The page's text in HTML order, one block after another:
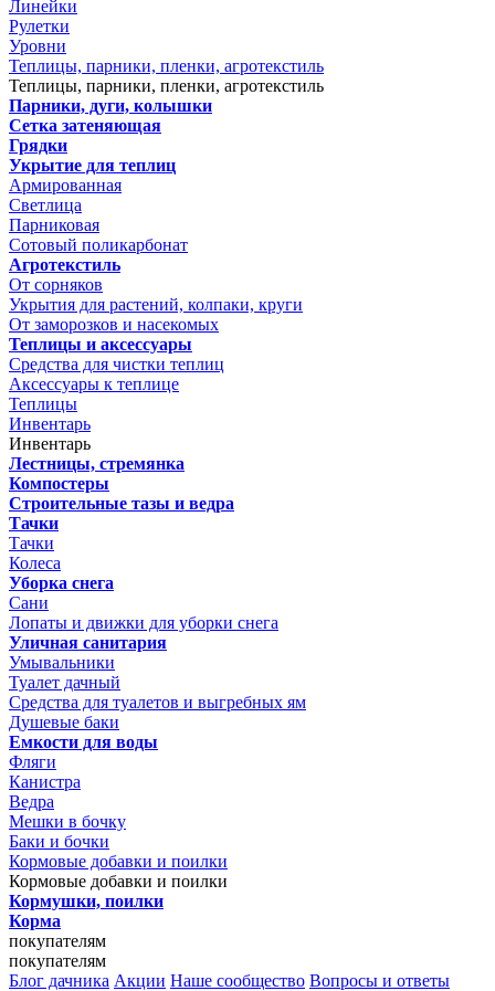
Линейки
Рулетки
Уровни
Теплицы, парники, пленки, агротекстиль
Теплицы, парники, пленки, агротекстиль
Парники, дуги, колышки
Сетка затеняющая
Грядки
Укрытие для теплиц
Армированная
Светлица
Парниковая
Сотовый поликарбонат
Агротекстиль
От сорняков
Укрытия для растений, колпаки, круги
От заморозков и насекомых
Теплицы и аксессуары
Средства для чистки теплиц
Аксессуары к теплице
Теплицы
Инвентарь
Инвентарь
Лестницы, стремянка
Компостеры
Строительные тазы и ведра
Тачки
Тачки
Колеса
Уборка снега
Сани
Лопаты и движки для уборки снега
Уличная санитария
Умывальники
Туалет дачный
Средства для туалетов и выгребных ям
Душевые баки
Емкости для воды
Фляги
Канистра
Ведра
Мешки в бочку
Баки и бочки
Кормовые добавки и поилки
Кормовые добавки и поилки
Кормушки, поилки
Корма
покупателям
покупателям
Блог дачника Акции Наше сообщество Вопросы и ответы